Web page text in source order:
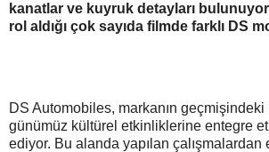
kanatlar ve kuyruk detayları
rol aldığı çok sayıda filmde farklı DS
DS Automobiles, markanın
günümüz kültürel etkinliklerine entegre
ediyor. Bu alanda yapılan çalışmalardan